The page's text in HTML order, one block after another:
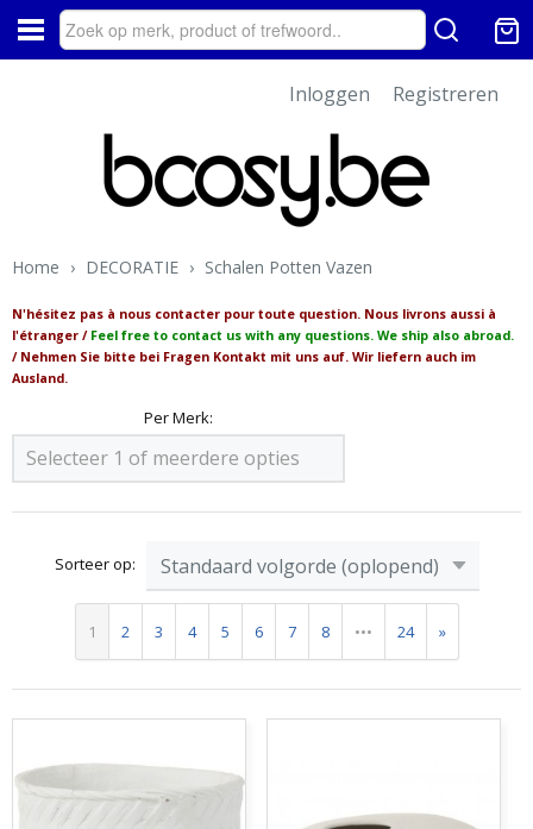
Inloggen Registreren
Home › DECORATIE › Schalen Potten Vazen
N'hésitez pas à nous contacter pour toute question. Nous livrons aussi à
l'étranger / Feel free to contact us with any questions. We ship also abroad.
/ Nehmen Sie bitte bei Fragen Kontakt mit uns auf. Wir liefern auch im
Ausland.
Per Merk:
Selecteer 1 of meerdere opties
Sorteer op:
1 2 3 4 5 6 7 8 ••• 24 »